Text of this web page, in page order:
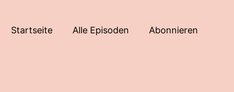
Startseite Alle Episoden Abonnieren